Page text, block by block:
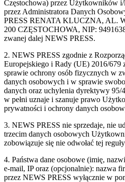
Częstochowa) przez Użytkowników
przez Administratora Danych
PRESS RENATA KLUCZNA, AL.
200 CZĘSTOCHOWA, NIP:
zwanej dalej NEWS PRESS.
2. NEWS PRESS zgodnie z
Europejskiego i Rady (UE) 2016/679
sprawie ochrony osób fizycznych w
danych osobowych i w sprawie
danych oraz uchylenia dyrektywy
w pełni uznaje i szanuje prawo
prywatności i ochrony danych
3. NEWS PRESS nie sprzedaje, nie
trzecim danych osobowych
zobowiązuje się nie odwołać tej
4. Państwa dane osobowe (imię,
e-mail, IP oraz (opcjonalnie): nazwa
przez NEWS PRESS wyłącznie w